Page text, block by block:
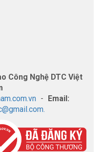
Công Nghệ DTC Việt
- Email: